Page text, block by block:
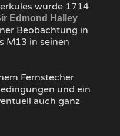
wurde 1714
Edmond Halley
Beobachtung in
M13 in seinen
Fernstecher
und ein
auch ganz